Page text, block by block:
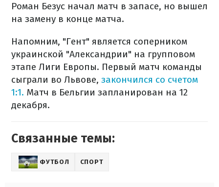
Роман Безус начал матч в запасе, но вышел
на замену в конце матча.
Напомним, "Гент" является соперником
украинской "Александрии" на групповом
этапе Лиги Европы. Первый матч команды
сыграли во Львове, закончился со счетом
1:1. Матч в Бельгии запланирован на 12
декабря.
Связанные темы:
ФУТБОЛ СПОРТ